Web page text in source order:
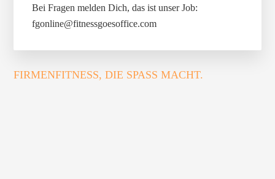
Bei Fragen melden Dich, das ist unser Job:
fgonline@fitnessgoesoffice.com
FIRMENFITNESS, DIE SPASS MACHT.